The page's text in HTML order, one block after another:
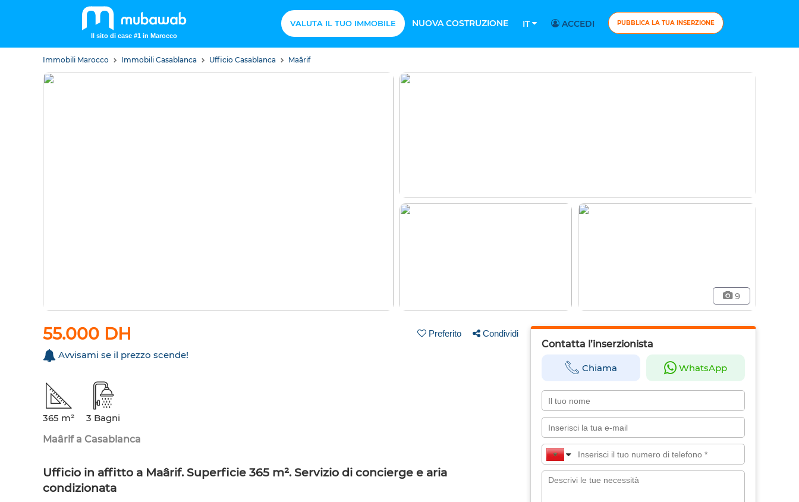
Il sito di case #1 in Marocco
VALUTA IL TUO IMMOBILE NUOVA COSTRUZIONE IT ACCEDI PUBBLICA LA TUA INSERZIONE
Immobili Marocco Immobili Casablanca Ufficio Casablanca Maârif
9
55.000 DH Preferito Condividi
Avvisami se il prezzo scende!
365 m²
3 Bagni
Maârif a Casablanca
Ufficio in affitto a Maârif. Superficie 365 m². Servizio di concierge e aria
condizionata
Contatta l’inserzionista
Chiama WhatsApp